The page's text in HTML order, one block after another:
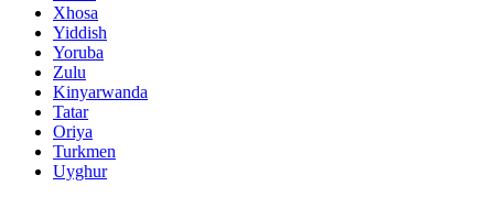
Xhosa
Yiddish
Yoruba
Zulu
Kinyarwanda
Tatar
Oriya
Turkmen
Uyghur